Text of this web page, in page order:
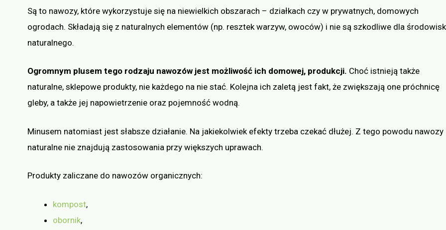
Są to nawozy, które wykorzystuje się na niewielkich obszarach – działkach czy w prywatnych, domowych
ogrodach. Składają się z naturalnych elementów (np. resztek warzyw, owoców) i nie są szkodliwe dla
naturalnego.
Ogromnym plusem tego rodzaju nawozów jest możliwość ich domowej, produkcji. Choć istnieją także
naturalne, sklepowe produkty, nie każdego na nie stać. Kolejna ich zaletą jest fakt, że zwiększają one próchnicę
gleby, a także jej napowietrzenie oraz pojemność wodną.
Minusem natomiast jest słabsze działanie. Na jakiekolwiek efekty trzeba czekać dłużej. Z tego powodu nawozy
naturalne nie znajdują zastosowania przy większych uprawach.
Produkty zaliczane do nawozów organicznych:
kompost,
obornik,